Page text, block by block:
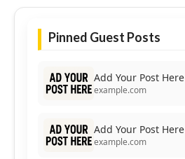
Pinned Guest Posts
Add Your Post Here
example.com
Add Your Post Here
example.com